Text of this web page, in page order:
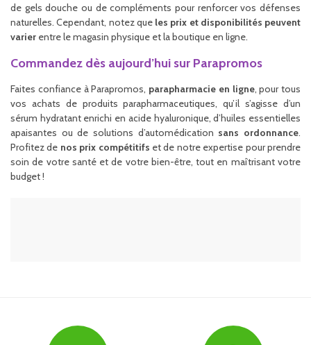
de gels douche ou de compléments pour renforcer vos défenses
naturelles. Cependant, notez que les prix et disponibilités peuvent
varier entre le magasin physique et la boutique en ligne.
Commandez dès aujourd’hui sur Parapromos
Faites confiance à Parapromos, parapharmacie en ligne, pour tous
vos achats de produits parapharmaceutiques, qu’il s’agisse d’un
sérum hydratant enrichi en acide hyaluronique, d’huiles essentielles
apaisantes ou de solutions d’automédication sans ordonnance.
Profitez de nos prix compétitifs et de notre expertise pour prendre
soin de votre santé et de votre bien-être, tout en maîtrisant votre
budget !